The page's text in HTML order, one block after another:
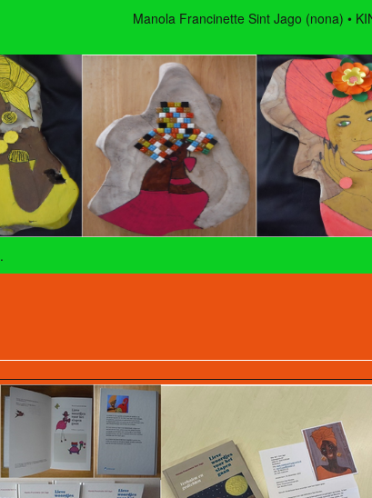
Manola Francinette Sint Jago (nona)
.